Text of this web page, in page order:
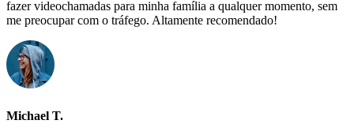
fazer videochamadas para minha família a qualquer momento, sem
me preocupar com o tráfego. Altamente recomendado!
Michael T.